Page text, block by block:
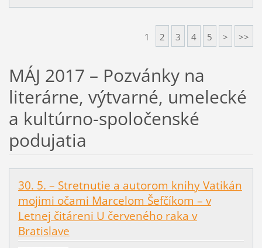
1 2 3 4 5 > >>
MÁJ 2017 – Pozvánky na
literárne, výtvarné, umelecké
a kultúrno-spoločenské
podujatia
30. 5. – Stretnutie a autorom knihy Vatikán
mojimi očami Marcelom Šefčíkom – v
Letnej čitáreni U červeného raka v
Bratislave